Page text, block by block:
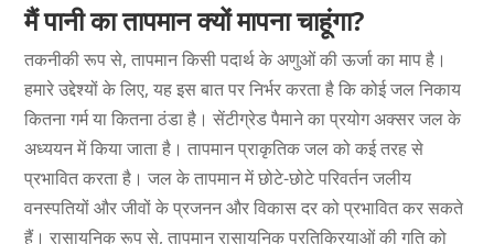
मैं पानी का तापमान क्यों मापना चाहूंगा?
तकनीकी रूप से, तापमान किसी पदार्थ के अणुओं की ऊर्जा का माप है।
हमारे उद्देश्यों के लिए, यह इस बात पर निर्भर करता है कि कोई जल निकाय
कितना गर्म या कितना ठंडा है। सेंटीग्रेड पैमाने का प्रयोग अक्सर जल के
अध्ययन में किया जाता है। तापमान प्राकृतिक जल को कई तरह से
प्रभावित करता है। जल के तापमान में छोटे-छोटे परिवर्तन जलीय
वनस्पतियों और जीवों के प्रजनन और विकास दर को प्रभावित कर सकते
हैं। रासायनिक रूप से, तापमान रासायनिक प्रतिक्रियाओं की गति को